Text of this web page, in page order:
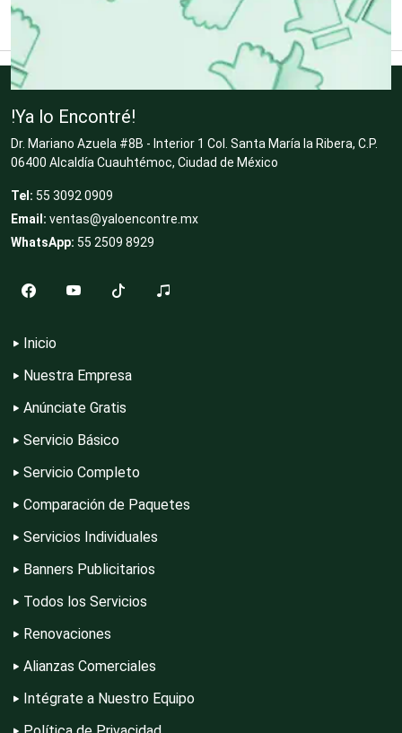
Clínicas y Hospitales
Clubes Deportivos
Cocinas Integrales
Combustibles y Lubricantes
Compresores de aire
Construcciones en General
Contadores
Control de Plagas
Conversiones Automotrices
!Ya lo Encontré!
Dr. Mariano Azuela #8B - Interior 1 Col. Santa María la Ribera, C.P.
06400 Alcaldía Cuauhtémoc, Ciudad de México
Tel: 55 3092 0909
Email: ventas@yaloencontre.mx
WhatsApp: 55 2509 8929
Inicio
Nuestra Empresa
Anúnciate Gratis
Servicio Básico
Servicio Completo
Comparación de Paquetes
Servicios Individuales
Banners Publicitarios
Todos los Servicios
Renovaciones
Alianzas Comerciales
Intégrate a Nuestro Equipo